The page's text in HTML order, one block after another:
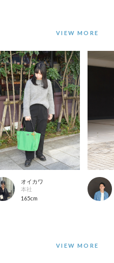
オイカワ
本社
165cm
VIEW MORE